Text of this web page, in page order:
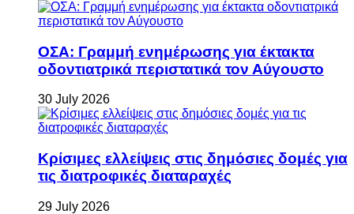
ΟΣΑ: Γραμμή ενημέρωσης για έκτακτα
οδοντιατρικά περιστατικά τον Αύγουστο
30 July 2026
Κρίσιμες ελλείψεις στις δημόσιες δομές για
τις διατροφικές διαταραχές
29 July 2026